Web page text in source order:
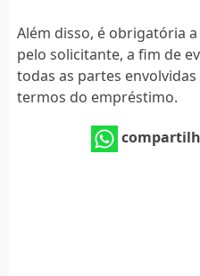
Além disso, é obrigatória
pelo solicitante, a fim de
todas as partes
termos do empréstimo.